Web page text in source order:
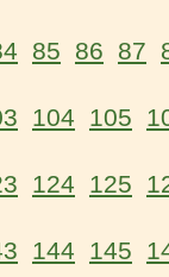
85 86 87
104 105
124 125
144 145